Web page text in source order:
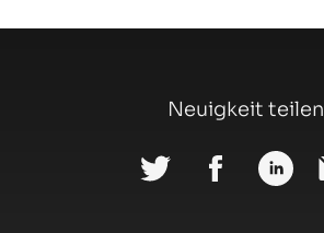
Neuigkeit teilen